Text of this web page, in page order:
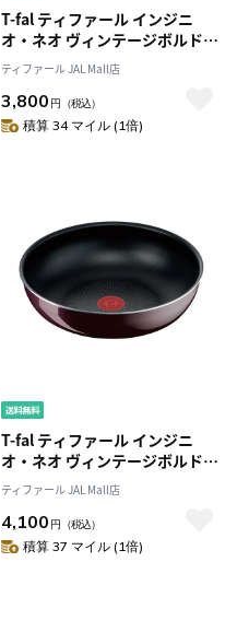
T-fal ティファール インジニ
オ・ネオ ヴィンテージボルド
ー・インテンス フライパン
26cm L43905 ガス火専用
ティファール JAL Mall店
3,800 円 （税込）
積算 34 マイル (1倍)
T-fal ティファール インジニ
オ・ネオ ヴィンテージボルド
ー・インテンス ウォックパン
28cm L43919 ガス火専用
ティファール JAL Mall店
4,100 円 （税込）
積算 37 マイル (1倍)